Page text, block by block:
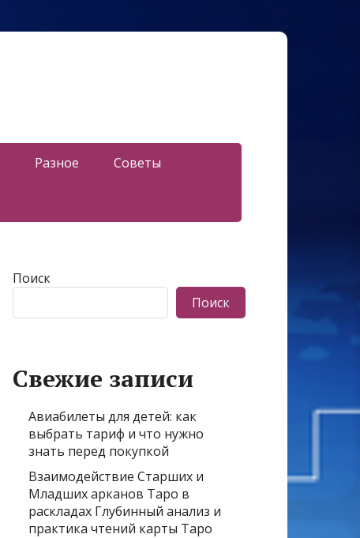
Разное Советы
Поиск
Поиск
Свежие записи
Авиабилеты для детей: как
выбрать тариф и что нужно
знать перед покупкой
Взаимодействие Старших и
Младших арканов Таро в
раскладах Глубинный анализ и
практика чтений карты Таро